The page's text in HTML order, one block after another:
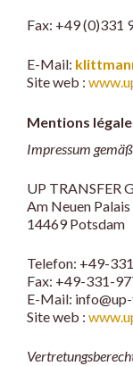
Fax: +49 (0)331
E-Mail:
Site web :
Mentions
Impressum
UP TRANSFER
Am Neuen
14469 Potsdam
Telefon: +49-
Fax: +49-331-
E-Mail:
Site web :